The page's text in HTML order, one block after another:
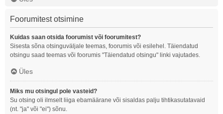
Foorumitest otsimine
Kuidas saan otsida foorumist või foorumitest?
Sisesta sõna otsinguväljale teemas, foorumis või esilehel. Täiendatud
otsingu saad teemas või foorumis "Täiendatud otsingu" linki vajutades.
Üles
Miks mu otsingul pole vasteid?
Su otsing oli ilmselt liiga ebamäärane või sisaldas palju tihtikasutatavaid
(nt. "ja" või "ei") sõnu.